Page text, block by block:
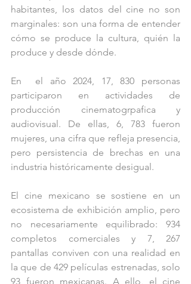
habitantes, los datos del cine no son
marginales: son una forma de entender
cómo se produce la cultura, quién la
produce y desde dónde.
En  el año 2024, 17, 830 personas
participaron en actividades de
producción cinematogrpafica y
audiovisual. De ellas, 6, 783 fueron
mujeres, una cifra que refleja presencia,
pero persistencia de brechas en una
industria históricamente desigual.
El cine mexicano se sostiene en un
ecosistema de exhibición amplio, pero
no necesariamente equilibrado: 934
completos comerciales y 7, 267
pantallas conviven con una realidad en
la que de 429 películas estrenadas, solo
93 fueron mexicanas. A ello, el cine